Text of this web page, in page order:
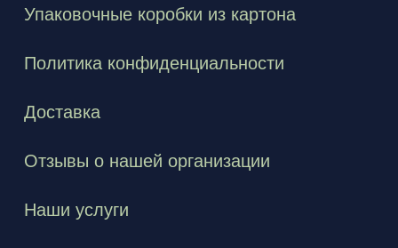
Упаковочные коробки из картона
Политика конфиденциальности
Доставка
Отзывы о нашей организации
Наши услуги